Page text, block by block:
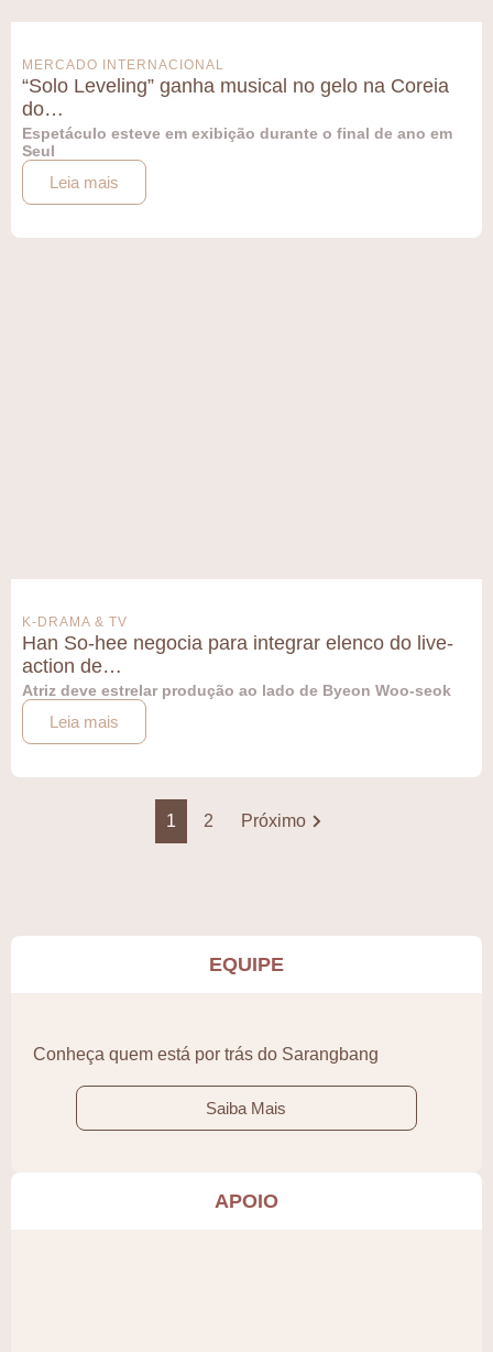
MERCADO INTERNACIONAL
“Solo Leveling” ganha musical no gelo na Coreia
do…
Espetáculo esteve em exibição durante o final de ano em
Seul
Leia mais
K-DRAMA & TV
Han So-hee negocia para integrar elenco do live-
action de…
Atriz deve estrelar produção ao lado de Byeon Woo-seok
Leia mais
1 2 Próximo
EQUIPE
Conheça quem está por trás do Sarangbang
Saiba Mais
APOIO